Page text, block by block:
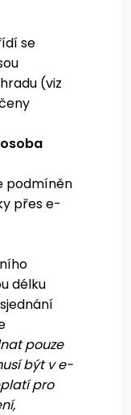
se
(viz
podmíněn
přes e-
délku
pouze
být v e-
pro